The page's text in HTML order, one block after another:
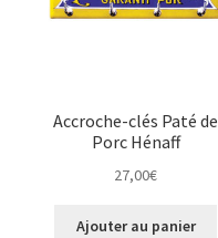
Accroche-clés Paté de
Porc Hénaff
27,00€
Ajouter au panier